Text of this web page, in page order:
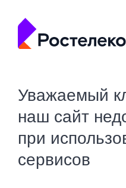
Уважаемый
наш сайт
при
сервисов